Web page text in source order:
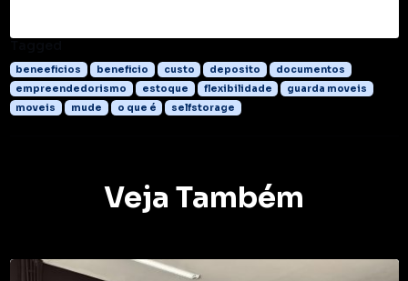
beneeficios beneficio custo deposito
documentos
empreendedorismo
estoque flexibilidade
guarda moveis
moveis
mude o que é selfstorage
Veja Também